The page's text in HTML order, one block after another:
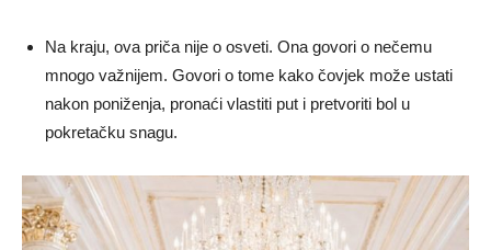
Na kraju, ova priča nije o osveti. Ona govori o nečemu
mnogo važnijem. Govori o tome kako čovjek može ustati
nakon poniženja, pronaći vlastiti put i pretvoriti bol u
pokretačku snagu.